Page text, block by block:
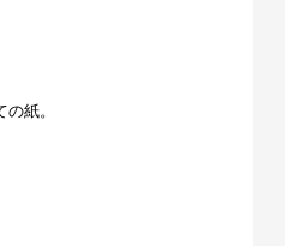
紙。